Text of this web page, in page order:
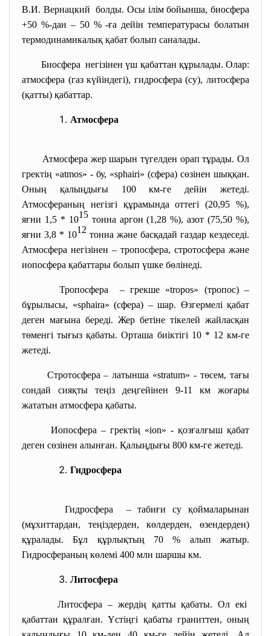
В.И. Вернацкий болды. Осы ілім бойынша, биосфера
+50 %-дан – 50 % -ға дейін температурасы болатын
термодинамикалық қабат болып саналады.
Биосфера негізінен үш қабаттан құрылады. Олар:
атмосфера (газ күйіндегі), гидросфера (су), литосфера
(қатты) қабаттар.
Атмосфера
Атмосфера жер шарын түгелден орап тұрады. Ол
гректің «atmos» - бу, «sphairi» (сфера) сөзінен шыққан.
Оның қалыңдығы 100 км-ге дейін жетеді.
Атмосфераның негізгі құрамында оттегі (20,95 %),
яғни 1,5 * 1015тонна аргон (1,28 %), азот (75,50 %),
яғни 3,8 * 1012 тонна және басқадай газдар кездеседі.
Атмосфера негізінен – тропосфера, стротосфера және
иопосфера қабаттары болып үшке бөлінеді.
Тропосфера – грекше «tropos» (тропос) –
бұрылысы, «sphaira» (сфера) – шар. Өзгермелі қабат
деген мағына береді. Жер бетіне тікелей жайласқан
төменгі тығыз қабаты. Орташа биіктігі 10 * 12 км-ге
жетеді.
Стротосфера – латынша «stratum» - төсем, тағы
сондай сияқты теңіз деңгейінен 9-11 км жоғары
жататын атмосфера қабаты.
Иопосфера – гректің «ion» - қозғалғыш қабат
деген сөзінен алынған. Қалыңдығы 800 км-ге жетеді.
Гидросфера
Гидросфера – табиғи су қоймаларынан
(мұхиттардан, теңіздерден, көлдерден, өзендерден)
құралады. Бұл құрлықтың 70 % алып жатыр.
Гидросфераның көлемі 400 млн шаршы км.
Литосфера
Литосфера – жердің қатты қабаты. Ол екі
қабаттан құралған. Үстіңгі қабаты граниттен, оның